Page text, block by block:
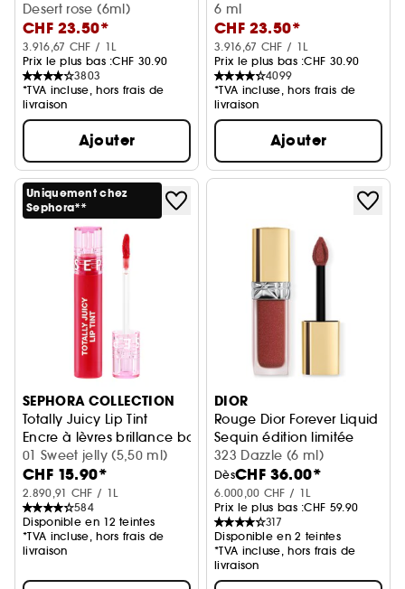
Desert rose (6ml)
CHF 23.50*
3.916,67 CHF / 1L
Prix le plus bas :CHF 30.90
3803
*TVA incluse, hors frais de
livraison
Ajouter
6 ml
CHF 23.50*
3.916,67 CHF / 1L
Prix le plus bas :CHF 30.90
4099
*TVA incluse, hors frais de
livraison
Ajouter
Uniquement chez
Sephora**
SEPHORA COLLECTION
Totally Juicy Lip Tint
Encre à lèvres brillance bombée
01 Sweet jelly (5,50 ml)
CHF 15.90*
2.890,91 CHF / 1L
584
Disponible en 12 teintes
*TVA incluse, hors frais de
livraison
DIOR
Rouge Dior Forever Liquid
Sequin édition limitée
Fini pailleté sans transfert
323 Dazzle (6 ml)
DèsCHF 36.00*
6.000,00 CHF / 1L
Prix le plus bas :CHF 59.90
317
Disponible en 2 teintes
*TVA incluse, hors frais de
livraison